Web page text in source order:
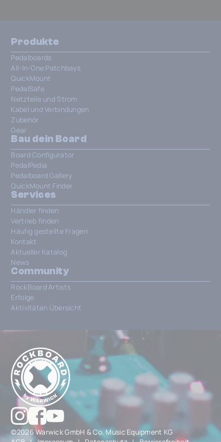
Produkte
Pedalboards
All-In-One Patchbays
QuickMount
PedalSafe
Netzteile und Strom
Kabel und Verbindungen
Zubehör
Gear
Bau dein Board
Board Configurator
PedalPedia
Pedalboard Gallery
QuickMount Finder
Services
Händler finden
Vertrieb finden
Häufig gestellte Fragen
Kontakt
Aktueller Katalog
News
Community
RockBoard Artists
Erfolge
Aktivitäten Übersicht
©2026 Warwick GmbH & Co. Music Equipment KG